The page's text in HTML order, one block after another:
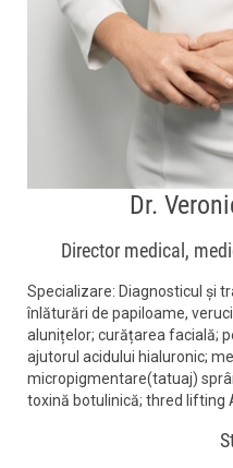
Dr.
Director medical,
Specializare: Diagnosticul și
înlăturări de papiloame,
alunițelor; curățarea facială;
ajutorul acidului hialuronic;
micropigmentare(tatuaj)
toxină botulinică; thred lifting